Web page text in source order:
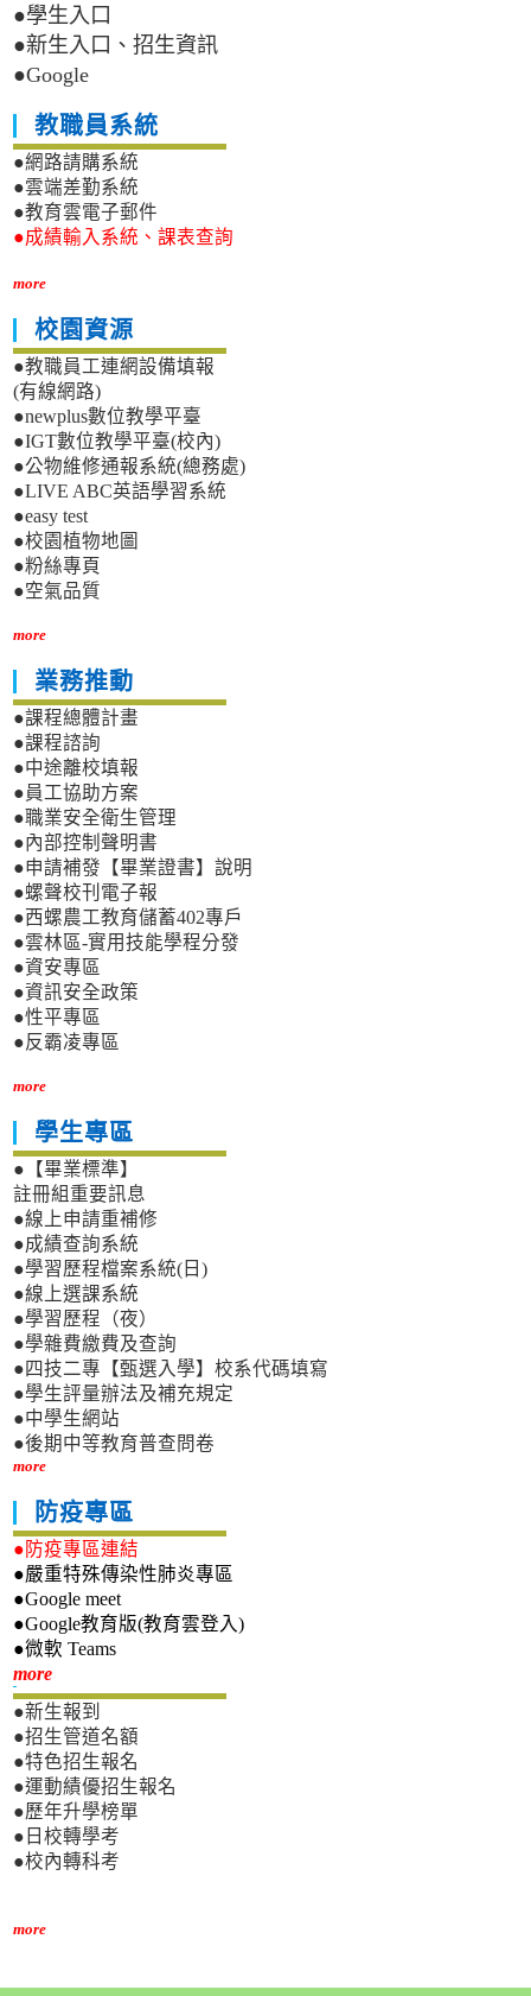
●學生入口
●新生入口、招生資訊
●Google
教職員系統
●網路請購系統
●雲端差勤系統
●教育雲電子郵件
●成績輸入系統、課表查詢
more
校園資源
●教職員工連網設備填報
(有線網路)
●newplus數位教學平臺
●IGT數位教學平臺(校內)
●公物維修通報系統(總務處)
●LIVE ABC英語學習系統
●easy test
●校園植物地圖
●粉絲專頁
●空氣品質
more
業務推動
●課程總體計畫
●課程諮詢
●中途離校填報
●員工協助方案
●職業安全衛生管理
●內部控制聲明書
●申請補發【畢業證書】說明
●螺聲校刊電子報
●西螺農工教育儲蓄402專戶
●雲林區-實用技能學程分發
●資安專區
●資訊安全政策
●性平專區
●反霸凌專區
more
學生專區
●【畢業標準】
註冊組重要訊息
●線上申請重補修
●成績查詢系統
●學習歷程檔案系統(日)
●線上選課系統
●學習歷程（夜）
●學雜費繳費及查詢
●四技二專【甄選入學】校系代碼填寫
●學生評量辦法及補充規定
●中學生網站
●後期中等教育普查問卷
more
防疫專區
●防疫專區連結
●嚴重特殊傳染性肺炎專區
●Google meet
●Google教育版(教育雲登入)
●微軟 Teams
more新生專區
●新生報到
●招生管道名額
●特色招生報名
●運動績優招生報名
●歷年升學榜單
●日校轉學考
●校內轉科考
more